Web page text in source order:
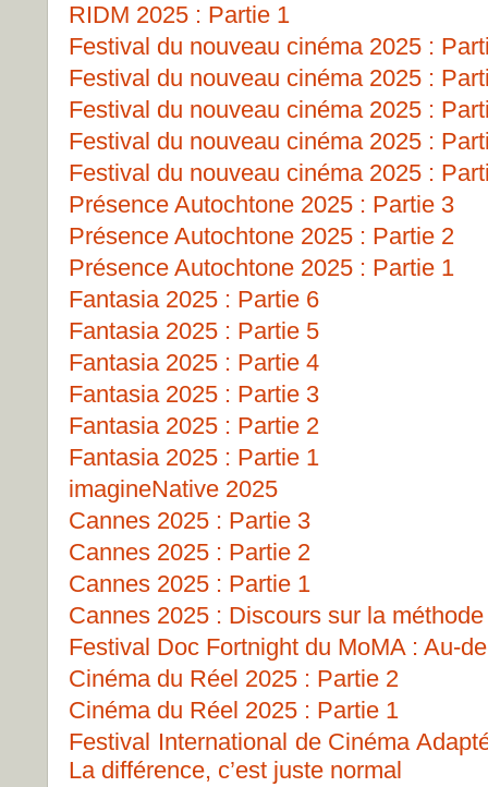
RIDM 2025 : Partie 1
Festival du nouveau cinéma 2025 :
Festival du nouveau cinéma 2025 :
Festival du nouveau cinéma 2025 :
Festival du nouveau cinéma 2025 :
Festival du nouveau cinéma 2025 :
Présence Autochtone 2025 : Partie 3
Présence Autochtone 2025 : Partie 2
Présence Autochtone 2025 : Partie 1
Fantasia 2025 : Partie 6
Fantasia 2025 : Partie 5
Fantasia 2025 : Partie 4
Fantasia 2025 : Partie 3
Fantasia 2025 : Partie 2
Fantasia 2025 : Partie 1
imagineNative 2025
Cannes 2025 : Partie 3
Cannes 2025 : Partie 2
Cannes 2025 : Partie 1
Cannes 2025 : Discours sur la méthode
Festival Doc Fortnight du MoMA : Au-
Cinéma du Réel 2025 : Partie 2
Cinéma du Réel 2025 : Partie 1
Festival International de Cinéma
La différence, c’est juste normal